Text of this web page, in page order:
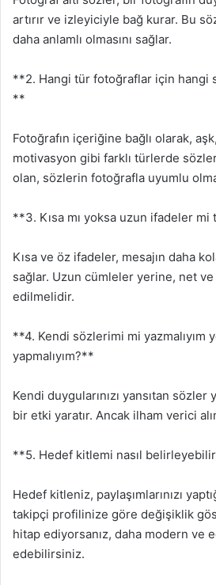
artırır ve izleyiciyle bağ kurar. Bu
daha anlamlı olmasını sağlar.
**2. Hangi tür fotoğraflar için hangi
**
Fotoğrafın içeriğine bağlı olarak,
motivasyon gibi farklı türlerde
olan, sözlerin fotoğrafla uyumlu
**3. Kısa mı yoksa uzun ifadeler
Kısa ve öz ifadeler, mesajın daha
sağlar. Uzun cümleler yerine, net
edilmelidir.
**4. Kendi sözlerimi mi yazmalıyım
yapmalıyım?**
Kendi duygularınızı yansıtan sözler
bir etki yaratır. Ancak ilham verici
**5. Hedef kitlemi nasıl
Hedef kitleniz, paylaşımlarınızı
takipçi profilinize göre değişiklik
hitap ediyorsanız, daha modern ve
edebilirsiniz.